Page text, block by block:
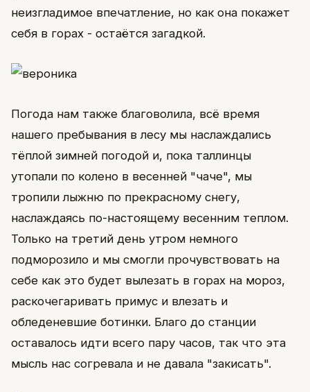
неизгладимое впечатление, но как она покажет
себя в горах - остаётся загадкой.
Погода нам также благоволила, всё время
нашего пребывания в лесу мы наслаждались
тёплой зимней погодой и, пока таллинцы
утопали по колено в весенней "чаче", мы
тропили лыжню по прекрасному снегу,
наслаждаясь по-настоящему весенним теплом.
Только на третий день утром немного
подморозило и мы смогли прочувствовать на
себе как это будет вылезать в горах на мороз,
раскочегаривать примус и влезать и
обледеневшие ботинки. Благо до станции
оставалось идти всего пару часов, так что эта
мысль нас согревала и не давала "закисать".